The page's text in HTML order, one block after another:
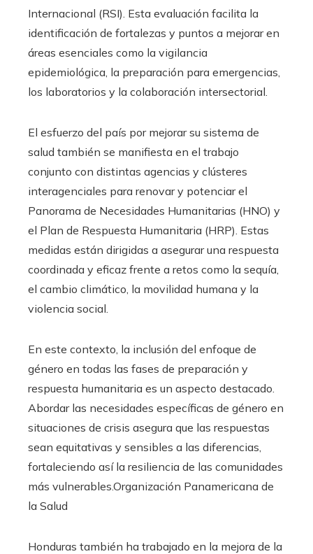
Internacional (RSI). Esta evaluación facilita la
identificación de fortalezas y puntos a mejorar en
áreas esenciales como la vigilancia
epidemiológica, la preparación para emergencias,
los laboratorios y la colaboración intersectorial.
El esfuerzo del país por mejorar su sistema de
salud también se manifiesta en el trabajo
conjunto con distintas agencias y clústeres
interagenciales para renovar y potenciar el
Panorama de Necesidades Humanitarias (HNO) y
el Plan de Respuesta Humanitaria (HRP). Estas
medidas están dirigidas a asegurar una respuesta
coordinada y eficaz frente a retos como la sequía,
el cambio climático, la movilidad humana y la
violencia social.
En este contexto, la inclusión del enfoque de
género en todas las fases de preparación y
respuesta humanitaria es un aspecto destacado.
Abordar las necesidades específicas de género en
situaciones de crisis asegura que las respuestas
sean equitativas y sensibles a las diferencias,
fortaleciendo así la resiliencia de las comunidades
más vulnerables.​Organización Panamericana de
la Salud
Honduras también ha trabajado en la mejora de la